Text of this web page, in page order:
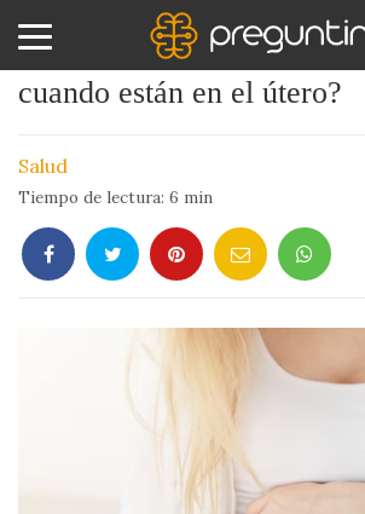
Amor
Sexo
Animales
¿Cómo ayudan los bebés
cuando están en el útero?
Salud
Tiempo de lectura: 6 min